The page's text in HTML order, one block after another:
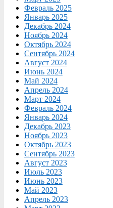
Февраль 2025
Январь 2025
Декабрь 2024
Ноябрь 2024
Октябрь 2024
Сентябрь 2024
Август 2024
Июнь 2024
Май 2024
Апрель 2024
Март 2024
Февраль 2024
Январь 2024
Декабрь 2023
Ноябрь 2023
Октябрь 2023
Сентябрь 2023
Август 2023
Июль 2023
Июнь 2023
Май 2023
Апрель 2023